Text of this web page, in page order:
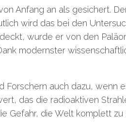
Anfang an als gesichert.
wird das bei den
wurde er von den
modernster
Forschern auch dazu, wenn
das die radioaktiven
Gefahr, die Welt komplett zu